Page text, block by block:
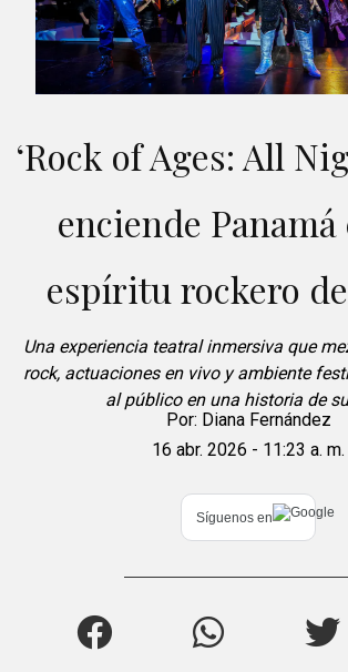
‘Rock of Ages: All
enciende Panamá
espíritu rockero
Una experiencia teatral inmersiva que
rock, actuaciones en vivo y ambiente
al público en una historia de
Por: Diana Fernández
16 abr. 2026 - 11:23 a. m.
Síguenos en